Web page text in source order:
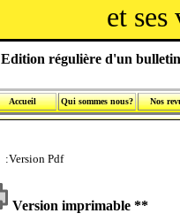
et
Edition régulière d'un
Accueil Qui sommes nous? Nos
:Version Pdf
Version imprimable **